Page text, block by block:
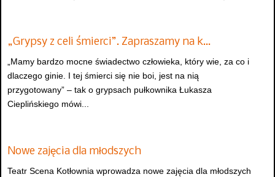
„Grypsy z celi śmierci”. Zapraszamy na k…
„Mamy bardzo mocne świadectwo człowieka, który wie, za co i
dlaczego ginie. I tej śmierci się nie boi, jest na nią
przygotowany” – tak o grypsach pułkownika Łukasza
Cieplińskiego mówi...
Nowe zajęcia dla młodszych
Teatr Scena Kotłownia wprowadza nowe zajęcia dla młodszych